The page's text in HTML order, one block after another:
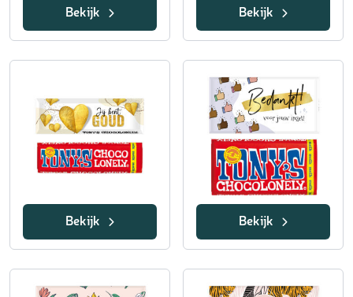
Bekijk Bekijk
Bekijk Bekijk